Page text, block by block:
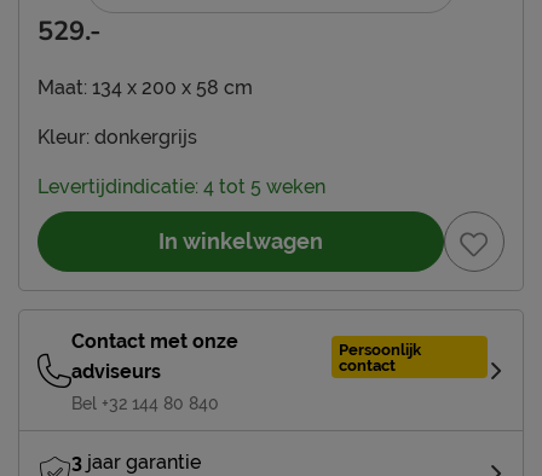
Maat: 134 x 200 x 58 cm
Kleur: donkergrijs
529.-
Levertijdindicatie: 4 tot 5 weken
In winkelwagen
Contact met onze
adviseurs
Persoonlijk
contact
Bel +32 144 80 840
3 jaar garantie